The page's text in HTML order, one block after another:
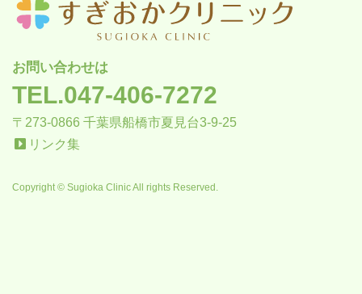
お問い合わせは
TEL.047-406-7272
〒273-0866 千葉県船橋市夏見台3-9-25
リンク集
Copyright © Sugioka Clinic All rights Reserved.